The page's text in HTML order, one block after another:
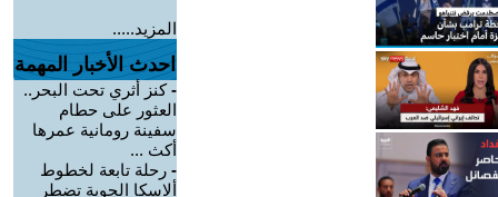
المزيد.....
احدث الأخبار المهمة
-كنز أثري تحت البحر..
العثور على حطام
سفينة رومانية عمرها
أكث ...
- رحلة تابعة لخطوط
ألاسكا الجوية تضطر